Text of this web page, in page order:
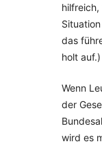
das
holt auf.)
Wenn
der
wird es